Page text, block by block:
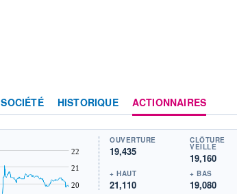
SOCIÉTÉ HISTORIQUE ACTIONNAIRES
20
21
22
OUVERTURE
19,435
CLÔTURE
VEILLE
19,160
+ HAUT
21,110
+ BAS
19,080